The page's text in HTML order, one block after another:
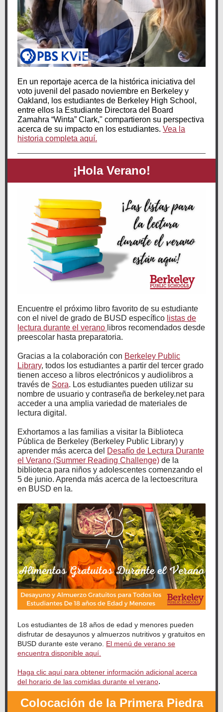
En un reportaje acerca de la histórica iniciativa del
voto juvenil del pasado noviembre en Berkeley y
Oakland, los estudiantes de Berkeley High School,
entre ellos la Estudiante Directora del Board
Zamahra “Winta” Clark," compartieron su perspectiva
acerca de su impacto en los estudiantes. Vea la
historia completa aquí.
¡Hola Verano!
Encuentre el próximo libro favorito de su estudiante
con el nivel de grado de BUSD específico listas de
lectura durante el verano libros recomendados desde
preescolar hasta preparatoria.
Gracias a la colaboración con Berkeley Public
Library, todos los estudiantes a partir del tercer grado
tienen acceso a libros electrónicos y audiolibros a
través de Sora. Los estudiantes pueden utilizar su
nombre de usuario y contraseña de berkeley.net para
acceder a una amplia variedad de materiales de
lectura digital.
Exhortamos a las familias a visitar la Biblioteca
Pública de Berkeley (Berkeley Public Library) y
aprender más acerca del Desafío de Lectura Durante
el Verano (Summer Reading Challenge) de la
biblioteca para niños y adolescentes comenzando el
5 de junio. Aprenda más acerca de la lectoescritura
en BUSD en la.
Los estudiantes de 18 años de edad y menores pueden
disfrutar de desayunos y almuerzos nutritivos y gratuitos en
BUSD durante este verano. El menú de verano se
encuentra disponible aquí.
Haga clic aquí para obtener información adicional acerca
del horario de las comidas durante el verano.
Colocación de la Primera Piedra